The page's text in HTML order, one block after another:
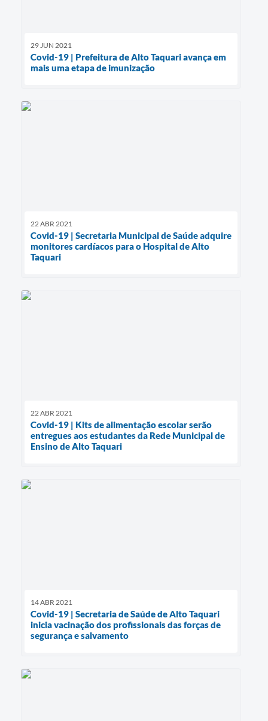
29 JUN 2021
Covid-19 | Prefeitura de Alto Taquari avança em
mais uma etapa de imunização
22 ABR 2021
Covid-19 | Secretaria Municipal de Saúde adquire
monitores cardíacos para o Hospital de Alto
Taquari
22 ABR 2021
Covid-19 | Kits de alimentação escolar serão
entregues aos estudantes da Rede Municipal de
Ensino de Alto Taquari
14 ABR 2021
Covid-19 | Secretaria de Saúde de Alto Taquari
inicia vacinação dos profissionais das forças de
segurança e salvamento